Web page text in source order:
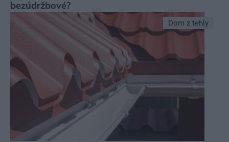
bezúdržbové?
Dom z tehly